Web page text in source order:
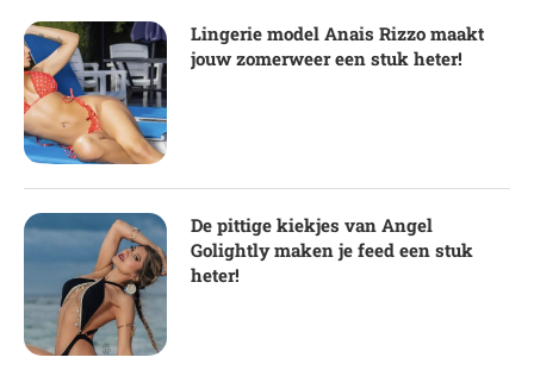
Lingerie model Anais Rizzo maakt
jouw zomerweer een stuk heter!
De pittige kiekjes van Angel
Golightly maken je feed een stuk
heter!